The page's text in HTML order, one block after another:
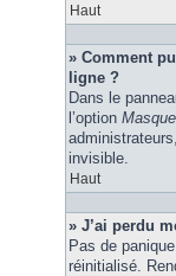
Haut
» Comment
ligne ?
Dans le
l’option
invisible.
Haut
» J’ai perdu
Pas de
réinitialisé.